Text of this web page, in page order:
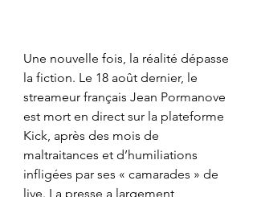
Une nouvelle fois, la réalité dépasse
la fiction. Le 18 août dernier, le
streameur français Jean Pormanove
est mort en direct sur la plateforme
Kick, après des mois de
maltraitances et d’humiliations
infligées par ses « camarades » de
live. La presse a largement